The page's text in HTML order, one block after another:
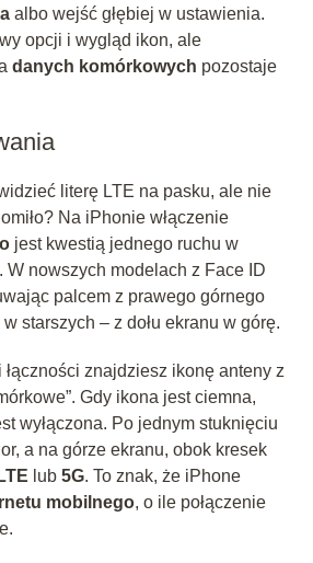
albo wejść głębiej w ustawienia.
opcji i wygląd ikon, ale
danych komórkowych pozostaje
literę LTE na pasku, ale nie
Na iPhonie włączenie
jest kwestią jednego ruchu w
W nowszych modelach z Face ID
palcem z prawego górnego
starszych – z dołu ekranu w górę.
łączności znajdziesz ikonę anteny z
Gdy ikona jest ciemna,
wyłączona. Po jednym stuknięciu
a na górze ekranu, obok kresek
LTE lub 5G. To znak, że iPhone
mobilnego, o ile połączenie